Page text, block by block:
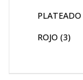
PLATEADO
ROJO (3)